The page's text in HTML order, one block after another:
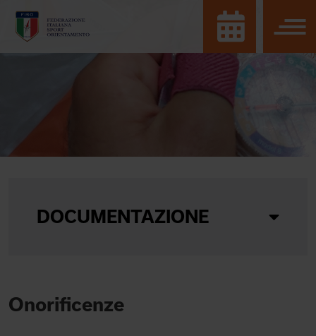
DOCUMENTAZIONE
Onorificenze